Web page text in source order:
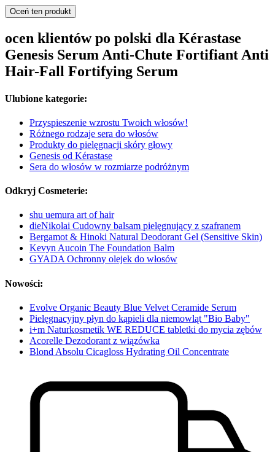
Oceń ten produkt
ocen klientów po polski dla Kérastase
Genesis Serum Anti-Chute Fortifiant Anti
Hair-Fall Fortifying Serum
Ulubione kategorie:
Przyspieszenie wzrostu Twoich włosów!
Różnego rodzaje sera do włosów
Produkty do pielęgnacji skóry głowy
Genesis od Kérastase
Sera do włosów w rozmiarze podróżnym
Odkryj Cosmeterie:
shu uemura art of hair
dieNikolai Cudowny balsam pielęgnujący z szafranem
Bergamot & Hinoki Natural Deodorant Gel (Sensitive Skin)
Kevyn Aucoin The Foundation Balm
GYADA Ochronny olejek do włosów
Nowości:
Evolve Organic Beauty Blue Velvet Ceramide Serum
Pielęgnacyjny płyn do kąpieli dla niemowląt "Bio Baby"
i+m Naturkosmetik WE REDUCE tabletki do mycia zębów
Acorelle Dezodorant z wiązówka
Blond Absolu Cicagloss Hydrating Oil Concentrate